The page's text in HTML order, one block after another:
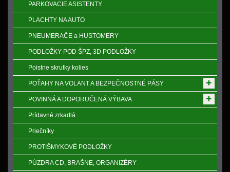
PARKOVACIE ASISTENTY
PLACHTY NA AUTO
PNEUMERAČE a HUSTOMERY
PODLOŽKY POD ŠPZ, 3D PODLOŽKY
Poistne skrutky kolies
POŤAHY NA VOLANT A BEZPEČNOSTNÉ PÁSY
POVINNÁ A DOPORUČENÁ VÝBAVA
Prídavné zrkadlá
Priečníky
PROTIŠMYKOVÉ PODLOŽKY
PÚZDRA CD, BRAŠNE, ORGANIZÉRY